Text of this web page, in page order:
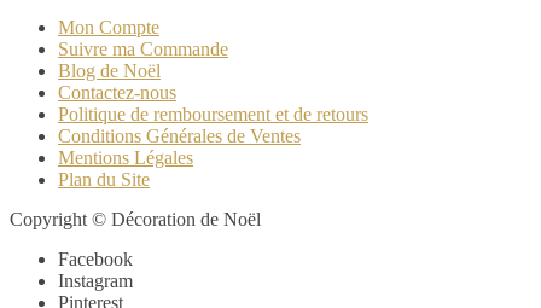
Mon Compte
Suivre ma Commande
Blog de Noël
Contactez-nous
Politique de remboursement et de retours
Conditions Générales de Ventes
Mentions Légales
Plan du Site
Copyright © Décoration de Noël
Facebook
Instagram
Pinterest